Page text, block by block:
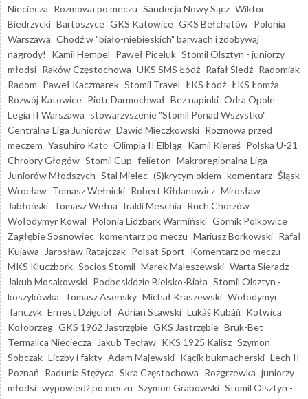
Nieciecza Rozmowa po meczu Sandecja Nowy Sącz Wiktor
Biedrzycki Bartoszyce GKS Katowice GKS Bełchatów Polonia
Warszawa Chodź w "biało-niebieskich" barwach i zdobywaj
nagrody!
Kamil Hempel Paweł Piceluk Stomil Olsztyn - juniorzy
młodsi Raków Częstochowa UKS SMS Łódź Rafał Śledź Radomiak
Radom Paweł Kaczmarek Stomil Travel ŁKS Łódź ŁKS Łomża
Rozwój Katowice Piotr Darmochwał Bez napinki Odra Opole
Legia II Warszawa stowarzyszenie "Stomil Ponad Wszystko"
Centralna Liga Juniorów Dawid Mieczkowski Rozmowa przed
meczem Yasuhiro Katō Olimpia II Elbląg Kamil Kiereś Polska U-21
Chrobry Głogów Stomil Cup felieton Makroregionalna Liga
Juniorów Młodszych Stal Mielec (S)krytym okiem komentarz Śląsk
Wrocław Tomasz Wełnicki Robert Kiłdanowicz Mirosław
Jabłoński Tomasz Wełna Irakli Meschia Ruch Chorzów
Wołodymyr Kowal Polonia Lidzbark Warmiński Górnik Polkowice
Zagłębie Sosnowiec komentarz po meczu Mariusz Borkowski Rafał
Kujawa
Jarosław Ratajczak Polsat Sport Komentarz po meczu
MKS Kluczbork Socios Stomil Marek Maleszewski Warta Sieradz
Jakub Mosakowski Podbeskidzie Bielsko-Biała Stomil Olsztyn -
koszykówka Tomasz Asensky Michał Kraszewski Wołodymyr
Tanczyk Ernest Dzięcioł Adrian Stawski Lukáš Kubáň Kotwica
Kołobrzeg GKS 1962 Jastrzębie GKS Jastrzębie Bruk-Bet
Termalica Nieciecza
Jakub Tecław KKS 1925 Kalisz Szymon
Sobczak Liczby i fakty Adam Majewski Kącik bukmacherski Lech II
Poznań Radunia Stężyca Skra Częstochowa Rozgrzewka juniorzy
młodsi wypowiedź po meczu Szymon Grabowski Stomil Olsztyn -